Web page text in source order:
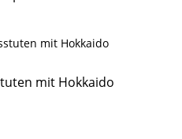
mit Hokkaido